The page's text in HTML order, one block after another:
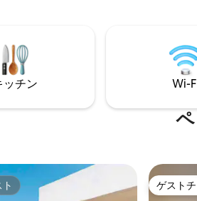
ーマーケット、PAB、レス
カバンチャビーチやZOFRI
ッチン Wi-
ゲスト
ゲスト